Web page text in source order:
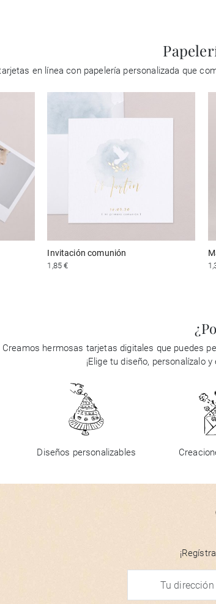
en línea con papelería personalizada que
Invitación comunión
1,85 €
Creamos hermosas tarjetas digitales que puedes
¡Elige tu diseño, personalízalo
Diseños personalizables